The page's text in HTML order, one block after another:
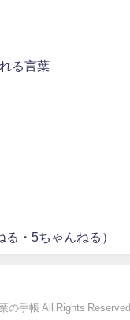
る言葉
・5ちゃんねる）
の手帳 All Rights Reserved.